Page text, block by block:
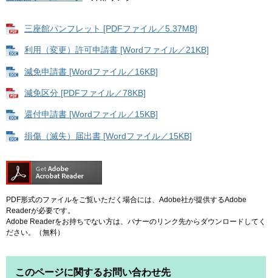
三座館パンフレット [PDFファイル／5.37MB]
利用（変更）許可申請書 [Wordファイル／21KB]
減免申請書 [Wordファイル／16KB]
減免区分 [PDFファイル／78KB]
還付申請書 [Wordファイル／15KB]
損傷（滅失）届出書 [Wordファイル／15KB]
PDF形式のファイルをご覧いただく場合には、Adobe社が提供するAdobe
Readerが必要です。
Adobe Readerをお持ちでない方は、バナーのリンク先からダウンロードしてく
ださい。（無料）
このページに関するお問い合わせ先